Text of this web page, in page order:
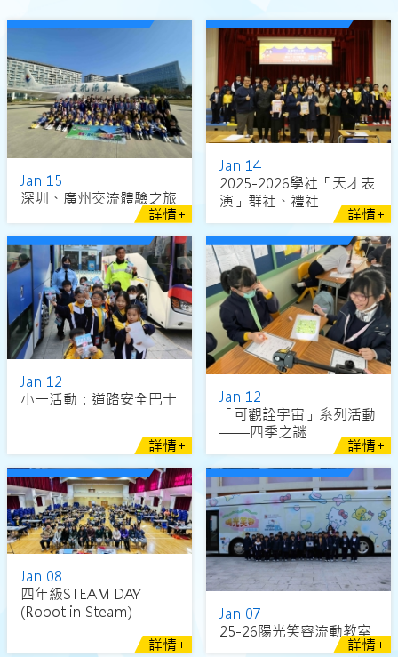
Jan 15
深圳、廣州交流體驗之旅
詳情+
Jan 14
2025-2026學社「天才表
演」群社、禮社
詳情+
Jan 12
小一活動：道路安全巴士
詳情+
Jan 12
「可觀詮宇宙」系列活動
——四季之謎
詳情+
Jan 08
四年級STEAM DAY
(Robot in Steam)
詳情+
Jan 07
25-26陽光笑容流動教室
詳情+